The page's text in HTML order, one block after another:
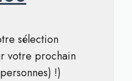
sélection
votre prochain
!)